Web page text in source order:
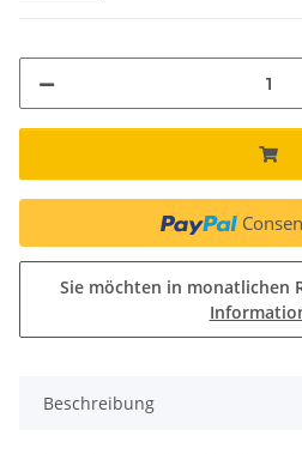
Sie möchten in monatlichen
Beschreibung